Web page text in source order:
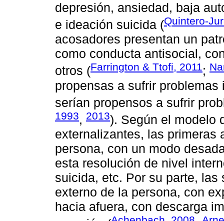
depresión, ansiedad, baja
e ideación suicida (Quintero-
acosadores presentan un
como conducta antisocial,
otros (Farrington & Ttofi, 2011;
propensas a sufrir
serían propensos a sufrir
1993, 2013). Según el modelo
externalizantes, las primeras
persona, con un modo
esta resolución de nivel
suicida, etc. Por su parte,
externo de la persona, con
hacia afuera, con descarga